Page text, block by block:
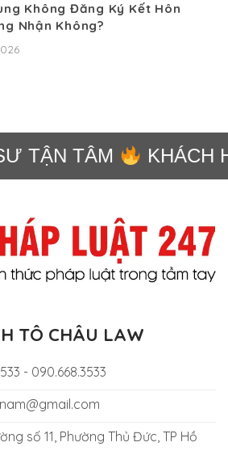
Không Đăng Ký Kết Hôn
Nhận Không?
TẬN TÂM KHÁCH
TÔ CHÂU LAW
- 090.668.3533
số 11, Phường Thủ Đức, TP Hồ